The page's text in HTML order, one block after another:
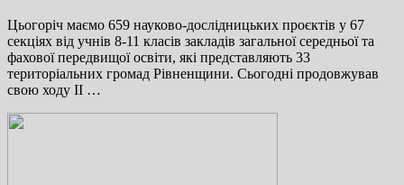
Цьогоріч маємо 659 науково-дослідницьких проєктів у 67
секціях від учнів 8-11 класів закладів загальної середньої та
фахової передвищої освіти, які представляють 33
територіальних громад Рівненщини. Сьогодні продовжував
свою ходу ІІ …